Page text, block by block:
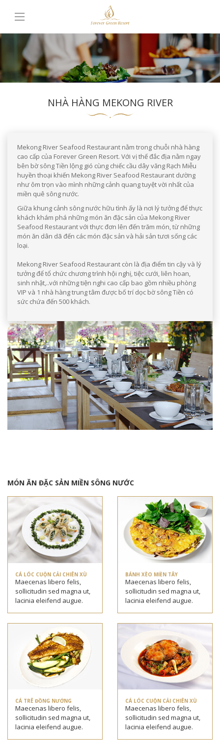
NHÀ HÀNG MEKONG RIVER
Mekong River Seafood Restaurant nằm trong chuỗi nhà hàng
cao cấp của Forever Green Resort. Với vị thế đắc địa nằm ngay
bên bờ sông Tiền lộng gió cùng chiếc cầu dây văng Rạch Miễu
huyền thoại khiến Mekong River Seafood Restaurant dường
như ôm trọn vào mình những cảnh quang tuyệt vời nhất của
miền quê sông nước.
Giữa khung cảnh sông nước hữu tình ấy là nơi lý tưởng để thực
khách khám phá những món ăn đặc sản của Mekong River
Seafood Restaurant với thực đơn lên đến trăm món, từ những
món ăn dân dã đến các món đặc sản và hải sản tươi sống các
loại.
Mekong River Seafood Restaurant còn là địa điểm tin cậy và lý
tưởng để tổ chức chương trình hội nghị, tiệc cưới, liên hoan,
sinh nhật,..với những tiện nghi cao cấp bao gồm nhiều phòng
VIP và 1 nhà hàng trung tâm được bố trí dọc bờ sông Tiền có
sức chứa đến 500 khách.
MÓN ĂN ĐẶC SẢN MIỀN SÔNG NƯỚC
CÁ LÓC CUỘN CẢI CHIÊN XÙ
Maecenas libero felis,
sollicitudin sed magna ut,
lacinia eleifend augue.
BÁNH XÈO MIỀN TÂY
Maecenas libero felis,
sollicitudin sed magna ut,
lacinia eleifend augue.
CÁ TRÊ ĐỒNG NƯỚNG
Maecenas libero felis,
sollicitudin sed magna ut,
lacinia eleifend augue.
CÁ LÓC CUỘN CẢI CHIÊN XÙ
Maecenas libero felis,
sollicitudin sed magna ut,
lacinia eleifend augue.